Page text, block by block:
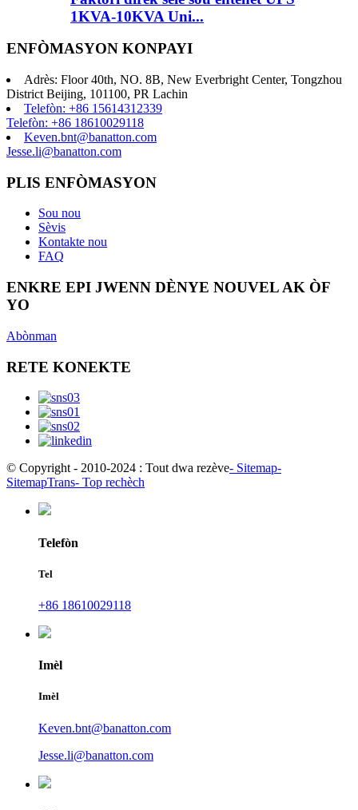
1KVA-10KVA Uni...
ENFÒMASYON KONPAYI
Adrès: Floor 40th, NO. 8B, New Everbright Center, Tongzhou
District Beijing, 101100, PR Lachin
Telefòn: +86 15614312339
Telefòn: +86 18610029118
Keven.bnt@banatton.com
Jesse.li@banatton.com
PLIS ENFÒMASYON
Sou nou
Sèvis
Kontakte nou
FAQ
ENKRE EPI JWENN DÈNYE NOUVEL AK ÒF
YO
Abònman
RETE KONEKTE
© Copyright - 2010-2024 : Tout dwa rezève- Sitemap-
SitemapTrans- Top rechèch
Telefòn
Tel
+86 18610029118
Imèl
Imèl
Keven.bnt@banatton.com
Jesse.li@banatton.com